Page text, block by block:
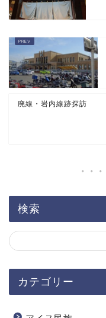
廃線・岩内線跡探訪
検索
カテゴリー